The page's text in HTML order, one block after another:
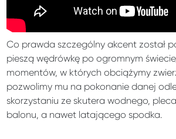
Co prawda szczególny akcent został
pieszą wędrówkę po ogromnym
momentów, w których obciążymy
pozwolimy mu na pokonanie danej
skorzystaniu ze skutera wodnego,
balonu, a nawet latającego spodka.